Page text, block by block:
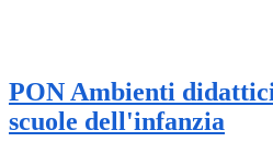
PON Ambienti
scuole dell'infanzia